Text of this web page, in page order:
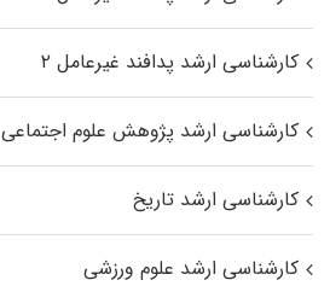
کارشناسی ارشد پدافند غیرعامل ۲
کارشناسی ارشد پژوهش علوم اجتماعی
کارشناسی ارشد تاریخ
کارشناسی ارشد علوم ورزشی